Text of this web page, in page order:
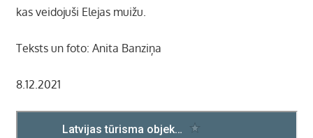
kas veidojuši Elejas muižu.
Teksts un foto: Anita Banziņa
8.12.2021